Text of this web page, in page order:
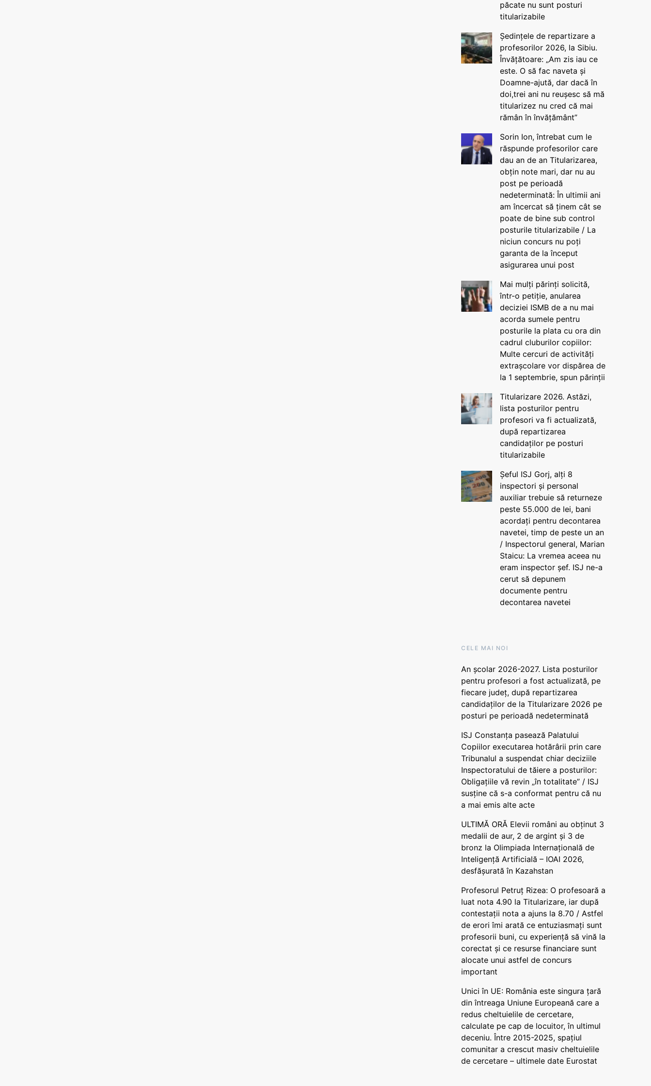
păcate nu sunt posturi
titularizabile
Ședințele de repartizare a
profesorilor 2026, la Sibiu.
Învățătoare: „Am zis iau ce
este. O să fac naveta și
Doamne-ajută, dar dacă în
doi,trei ani nu reușesc să mă
titularizez nu cred că mai
rămân în învățământ”
Sorin Ion, întrebat cum le
răspunde profesorilor care
dau an de an Titularizarea,
obțin note mari, dar nu au
post pe perioadă
nedeterminată: În ultimii ani
am încercat să ținem cât se
poate de bine sub control
posturile titularizabile / La
niciun concurs nu poți
garanta de la început
asigurarea unui post
Mai mulți părinți solicită,
într-o petiție, anularea
deciziei ISMB de a nu mai
acorda sumele pentru
posturile la plata cu ora din
cadrul cluburilor copiilor:
Multe cercuri de activități
extrașcolare vor dispărea de
la 1 septembrie, spun părinții
Titularizare 2026. Astăzi,
lista posturilor pentru
profesori va fi actualizată,
după repartizarea
candidaților pe posturi
titularizabile
Șeful ISJ Gorj, alți 8
inspectori și personal
auxiliar trebuie să returneze
peste 55.000 de lei, bani
acordați pentru decontarea
navetei, timp de peste un an
/ Inspectorul general, Marian
Staicu: La vremea aceea nu
eram inspector șef. ISJ ne-a
cerut să depunem
documente pentru
decontarea navetei
CELE MAI NOI
An școlar 2026-2027. Lista posturilor
pentru profesori a fost actualizată, pe
fiecare județ, după repartizarea
candidaților de la Titularizare 2026 pe
posturi pe perioadă nedeterminată
ISJ Constanța pasează Palatului
Copiilor executarea hotărârii prin care
Tribunalul a suspendat chiar deciziile
Inspectoratului de tăiere a posturilor:
Obligațiile vă revin „în totalitate” / ISJ
susține că s-a conformat pentru că nu
a mai emis alte acte
ULTIMĂ ORĂ Elevii români au obținut 3
medalii de aur, 2 de argint și 3 de
bronz la Olimpiada Internațională de
Inteligență Artificială – IOAI 2026,
desfășurată în Kazahstan
Profesorul Petruț Rizea: O profesoară a
luat nota 4.90 la Titularizare, iar după
contestații nota a ajuns la 8.70 / Astfel
de erori îmi arată ce entuziasmați sunt
profesorii buni, cu experiență să vină la
corectat și ce resurse financiare sunt
alocate unui astfel de concurs
important
Unici în UE: România este singura țară
din întreaga Uniune Europeană care a
redus cheltuielile de cercetare,
calculate pe cap de locuitor, în ultimul
deceniu. Între 2015-2025, spațiul
comunitar a crescut masiv cheltuielile
de cercetare – ultimele date Eurostat